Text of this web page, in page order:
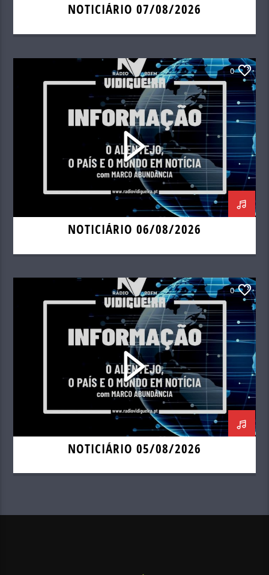
NOTICIÁRIO 07/08/2026
0
NOTICIÁRIO 06/08/2026
0
NOTICIÁRIO 05/08/2026